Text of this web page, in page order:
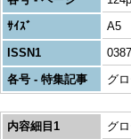
ｻｲｽﾞ
A5
ISSN1
各号 - 特集記事
グ
内容細目1 グ